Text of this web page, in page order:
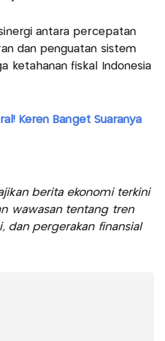
antara percepatan
dan penguatan sistem
ketahanan fiskal Indonesia
Keren Banget Suaranya
berita ekonomi terkini
wawasan tentang tren
dan pergerakan finansial